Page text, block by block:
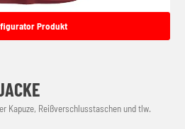
Produkt
Kapuze, Reißverschlusstaschen und tlw.